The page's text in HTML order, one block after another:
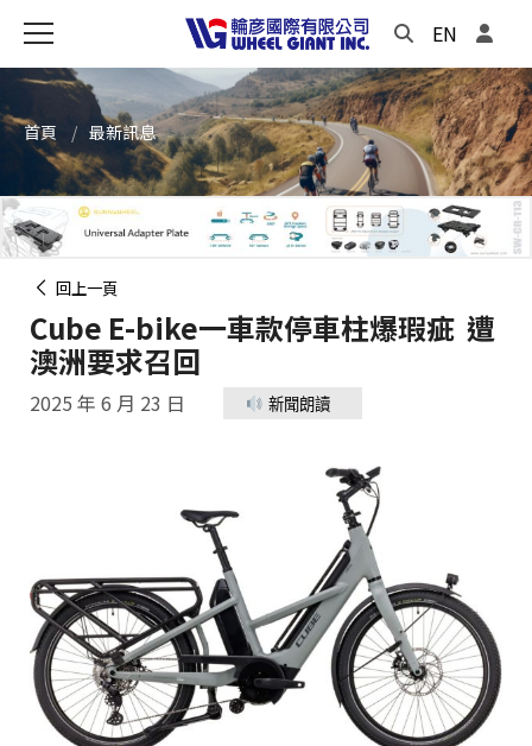
EN
首頁 最新訊息
回上一頁
Cube E-bike一車款停車柱爆瑕疵 遭
澳洲要求召回
2025 年 6 月 23 日 新聞朗讀